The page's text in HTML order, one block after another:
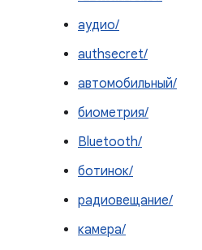
аудио/
authsecret/
автомобильный/
биометрия/
Bluetooth/
ботинок/
радиовещание/
камера/